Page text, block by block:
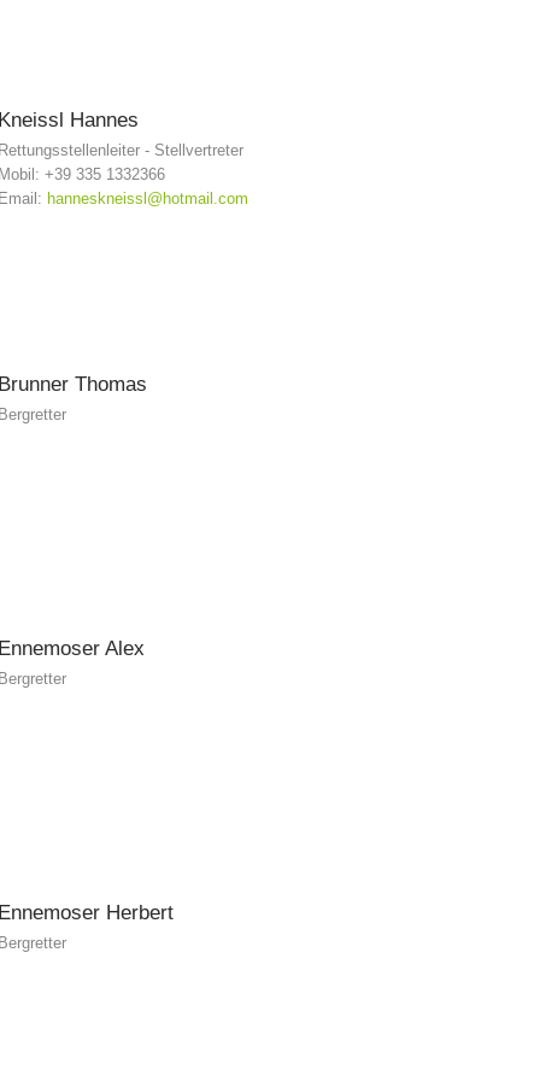
Hannes
- Stellvertreter
+39 335 1332366
hanneskneissl@hotmail.com
Thomas
Alex
Herbert